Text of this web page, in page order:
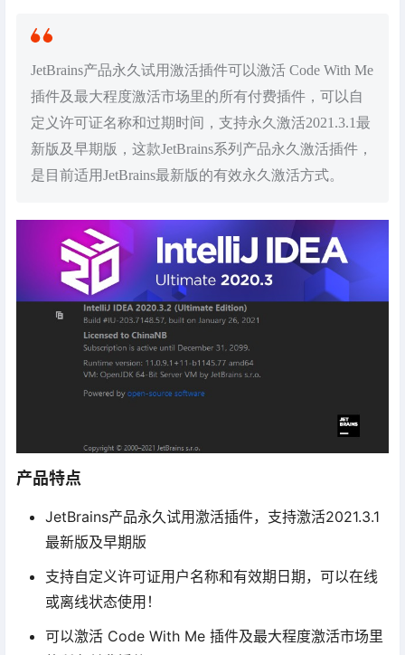
JetBrains产品永久试用激活插件可以激活 Code With Me
插件及最大程度激活市场里的所有付费插件，可以自
定义许可证名称和过期时间，支持永久激活2021.3.1最
新版及早期版，这款JetBrains系列产品永久激活插件，
是目前适用JetBrains最新版的有效永久激活方式。
产品特点
JetBrains产品永久试用激活插件，支持激活2021.3.1
最新版及早期版
支持自定义许可证用户名称和有效期日期，可以在线
或离线状态使用！
可以激活 Code With Me 插件及最大程度激活市场里